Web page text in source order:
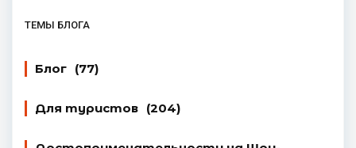
ТЕМЫ БЛОГА
Блог (77)
Для туристов (204)